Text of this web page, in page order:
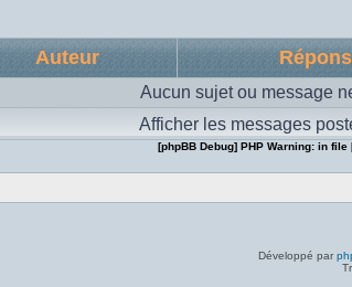
Auteur
Aucun sujet ou message
Afficher les messages
[phpBB Debug] PHP Warning: in file
Développé par